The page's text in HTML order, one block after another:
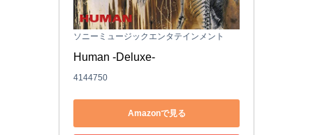
ソニーミュージックエンタテインメント
Human -Deluxe-
4144750
Amazonで見る